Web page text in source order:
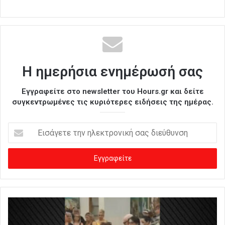
Η ημερήσια ενημέρωσή σας
Εγγραφείτε στο newsletter του Hours.gr και δείτε
συγκεντρωμένες τις κυριότερες ειδήσεις της ημέρας.
σ
γ
ε